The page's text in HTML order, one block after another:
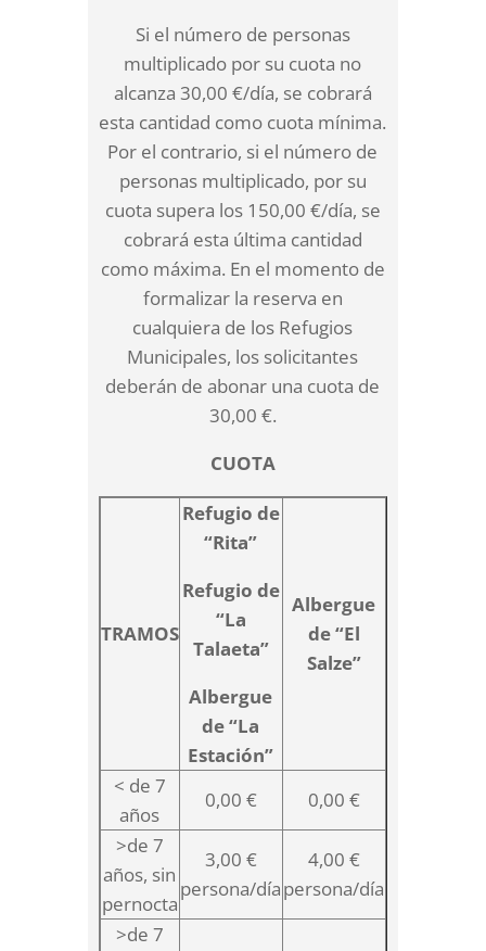
Si el número de personas
multiplicado por su cuota no
alcanza 30,00 €/día, se cobrará
esta cantidad como cuota mínima.
Por el contrario, si el número de
personas multiplicado, por su
cuota supera los 150,00 €/día, se
cobrará esta última cantidad
como máxima. En el momento de
formalizar la reserva en
cualquiera de los Refugios
Municipales, los solicitantes
deberán de abonar una cuota de
30,00 €.
CUOTA
TRAMOS
Refugio de
“Rita”
Refugio de
“La
Talaeta”
Albergue
de “La
Estación”
Albergue
de “El
Salze”
< de 7
años
0,00 €
0,00 €
>de 7
años, sin
pernocta
3,00 €
persona/día
4,00 €
persona/día
>de 7